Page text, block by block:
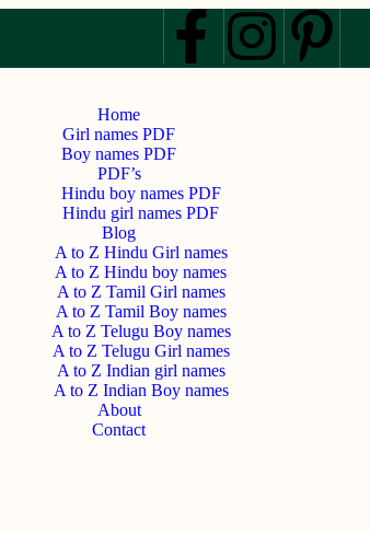
Home
Girl names PDF
Boy names PDF
PDF’s
Hindu boy names PDF
Hindu girl names PDF
Blog
A to Z Hindu Girl names
A to Z Hindu boy names
A to Z Tamil Girl names
A to Z Tamil Boy names
A to Z Telugu Boy names
A to Z Telugu Girl names
A to Z Indian girl names
A to Z Indian Boy names
About
Contact